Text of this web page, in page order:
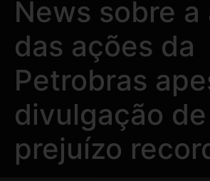
News sobre a
das ações da
Petrobras
divulgação de
prejuízo